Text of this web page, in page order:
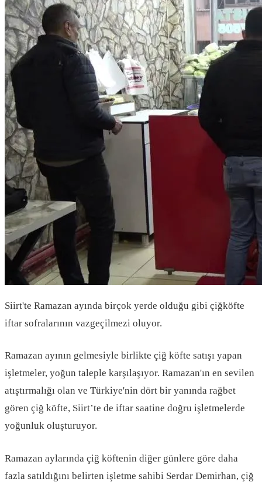
Siirt'te Ramazan ayında birçok yerde olduğu gibi çiğköfte
iftar sofralarının vazgeçilmezi oluyor.
Ramazan ayının gelmesiyle birlikte çiğ köfte satışı yapan
işletmeler, yoğun taleple karşılaşıyor. Ramazan'ın en sevilen
atıştırmalığı olan ve Türkiye'nin dört bir yanında rağbet
gören çiğ köfte, Siirt’te de iftar saatine doğru işletmelerde
yoğunluk oluşturuyor.
Ramazan aylarında çiğ köftenin diğer günlere göre daha
fazla satıldığını belirten işletme sahibi Serdar Demirhan, çiğ